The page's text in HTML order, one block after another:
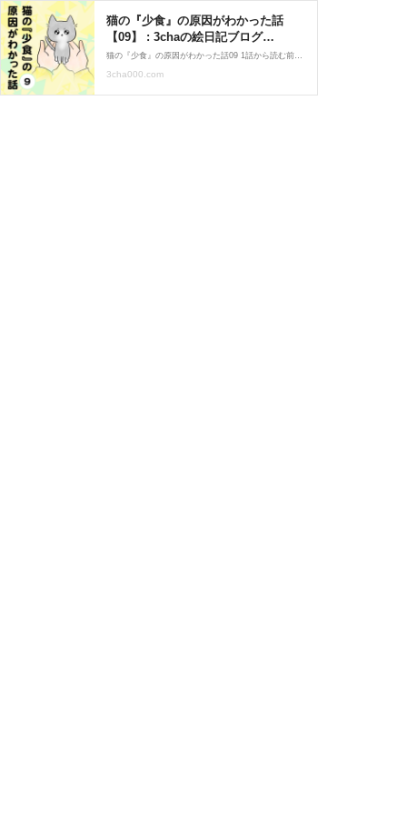
猫の『少食』の原因がわかった話
【09】 : 3chaの絵日記ブログ
Powered by ライブドアブログ
猫の『少食』の原因がわかった話09 1話から読む前の話はこちら 皮膚が腫れてしまうのは「食物アレルギー」かもしれない。と先生に言われてびっくりしました。猫にもアレルギーがあるなんて…！花粉症はあると聞いていたけどまさか自分の猫がそんな事になっているとは
3cha000.com